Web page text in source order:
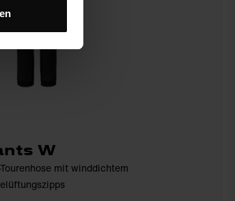
W
mit winddichtem